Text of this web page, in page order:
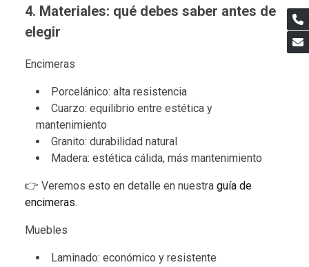
4. Materiales: qué debes saber antes de
elegir
Encimeras
Porcelánico: alta resistencia
Cuarzo: equilibrio entre estética y
mantenimiento
Granito: durabilidad natural
Madera: estética cálida, más mantenimiento
👉 Veremos esto en detalle en nuestra guía de
encimeras.
Muebles
Laminado: económico y resistente